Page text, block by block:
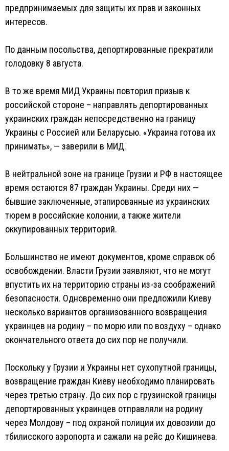
предпринимаемых для защиты их прав и законных
интересов.
По данным посольства, депортированные прекратили
голодовку 8 августа.
В то же время МИД Украины повторил призыв к
российской стороне – направлять депортированных
украинских граждан непосредственно на границу
Украины с Россией или Беларусью. «Украина готова их
принимать», — заверили в МИД.
В нейтральной зоне на границе Грузии и РФ в настоящее
время остаются 87 граждан Украины. Среди них —
бывшие заключенные, этапированные из украинских
тюрем в российские колонии, а также жители
оккупированных территорий.
Большинство не имеют документов, кроме справок об
освобождении. Власти Грузии заявляют, что не могут
впустить их на территорию страны из-за соображений
безопасности. Одновременно они предложили Киеву
несколько вариантов организованного возвращения
украинцев на родину – по морю или по воздуху – однако
окончательного ответа до сих пор не получили.
Поскольку у Грузии и Украины нет сухопутной границы,
возвращение граждан Киеву необходимо планировать
через третью страну. До сих пор с грузинской границы
депортированных украинцев отправляли на родину
через Молдову – под охраной полиции их довозили до
тбилисского аэропорта и сажали на рейс до Кишинева.